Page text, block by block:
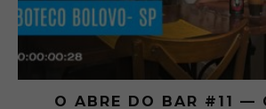
O ABRE DO BAR #11 —